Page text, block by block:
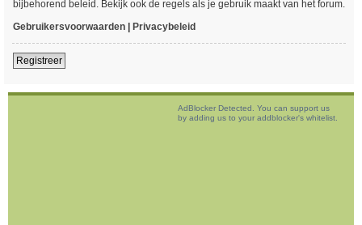
bijbehorend beleid. Bekijk ook de regels als je gebruik maakt van het forum.
Gebruikersvoorwaarden | Privacybeleid
Registreer
AdBlocker Detected. You can support us
by adding us to your addblocker's whitelist.